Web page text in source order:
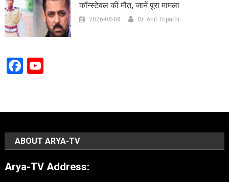
कॉन्स्टेबल की मौत, जानें पूरा मामला
2026-08-08 Dr. Anil Tripathi
Facebook
YouTube
ABOUT ARYA-TV
Arya-TV Address: